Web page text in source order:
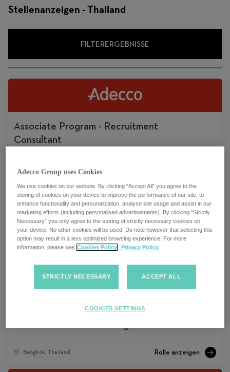
Stellenanzeigen - Thailand
FILTERERGEBNISSE
Associate Program - Recruitment
Consultant
Project Coordinator - Payroll
Bangkok, Thailand
Adecco Group uses Cookies
We use cookies on our website. By clicking “Accept All” you agree to the
storing of cookies on your device to improve the performance of our site, to
enhance functionality and personalization, analyse site usage and assist in our
marketing efforts (including personalised advertisements). By clicking “Strictly
Necessary” you only agree to the storing of strictly necessary cookies on
your device. No other cookies will be used. Do note however that selecting this
option may result in a less optimized browsing experience. For more
information, please see Cookies Policy Privacy Policy
STRICTLY NECESSARY ACCEPT ALL
COOKIES SETTINGS